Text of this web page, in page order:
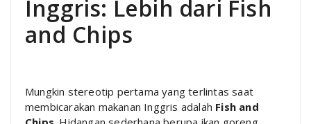
Inggris: Lebih dari Fish
and Chips
Mungkin stereotip pertama yang terlintas saat
membicarakan makanan Inggris adalah Fish and